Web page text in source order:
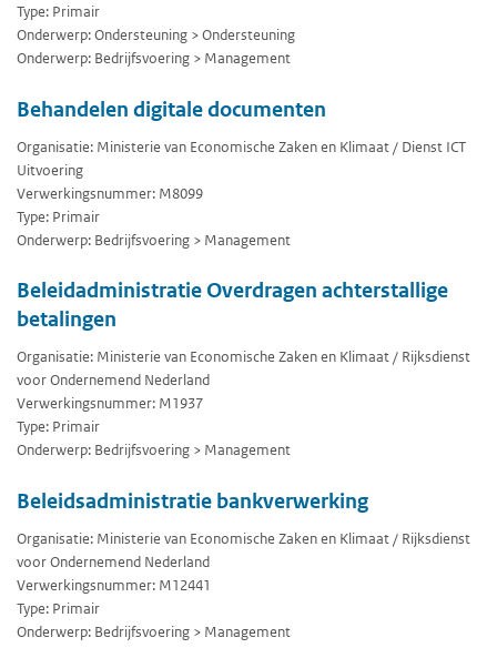
Type: Primair
Onderwerp: Ondersteuning > Ondersteuning
Onderwerp: Bedrijfsvoering > Management
Behandelen digitale documenten
Organisatie: Ministerie van Economische Zaken en Klimaat / Dienst ICT
Uitvoering
Verwerkingsnummer: M8099
Type: Primair
Onderwerp: Bedrijfsvoering > Management
Beleidadministratie Overdragen achterstallige
betalingen
Organisatie: Ministerie van Economische Zaken en Klimaat / Rijksdienst
voor Ondernemend Nederland
Verwerkingsnummer: M1937
Type: Primair
Onderwerp: Bedrijfsvoering > Management
Beleidsadministratie bankverwerking
Organisatie: Ministerie van Economische Zaken en Klimaat / Rijksdienst
voor Ondernemend Nederland
Verwerkingsnummer: M12441
Type: Primair
Onderwerp: Bedrijfsvoering > Management